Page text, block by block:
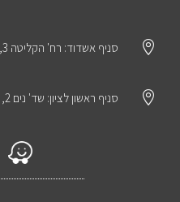
 סניף אשדוד: רח' הקליטה 3, קומה 2, (איזור הסיטי) אשדוד
 סניף ראשון לציון: שד' נים 2, מגדל עזריאלי